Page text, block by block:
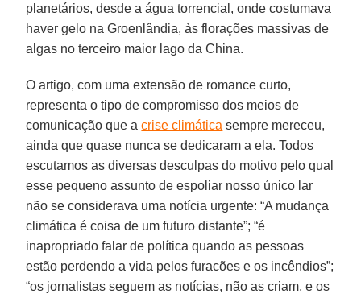
planetários, desde a água torrencial, onde costumava
haver gelo na Groenlândia, às florações massivas de
algas no terceiro maior lago da China.
O artigo, com uma extensão de romance curto,
representa o tipo de compromisso dos meios de
comunicação que acrise climática sempre mereceu,
ainda que quase nunca se dedicaram a ela. Todos
escutamos as diversas desculpas do motivo pelo qual
esse pequeno assunto de espoliar nosso único lar
não se considerava uma notícia urgente: “A mudança
climática é coisa de um futuro distante”; “é
inapropriado falar de política quando as pessoas
estão perdendo a vida pelos furacões e os incêndios”;
“os jornalistas seguem as notícias, não as criam, e os